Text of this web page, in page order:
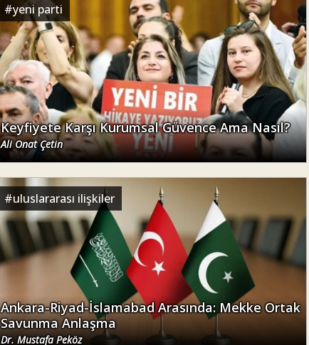
#yeni parti
Keyfiyete Karşı Kurumsal Güvence Ama Nasıl?
Ali Onat Çetin
#uluslararası ilişkiler
Ankara-Riyad-İslamabad Arasında: Mekke Ortak
Savunma Anlaşma
Dr. Mustafa Peköz